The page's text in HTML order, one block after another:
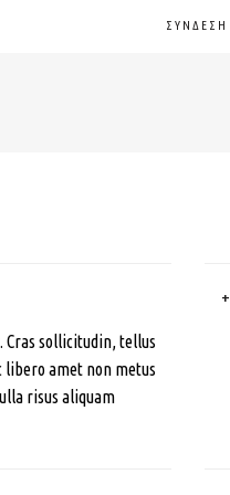
ΣΎΝΔΕΣΗ
sollicitudin, tellus
libero amet non metus
risus aliquam
+